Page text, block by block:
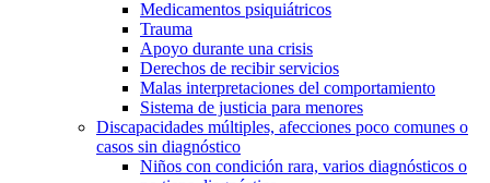
Medicamentos psiquiátricos
Trauma
Apoyo durante una crisis
Derechos de recibir servicios
Malas interpretaciones del comportamiento
Sistema de justicia para menores
Discapacidades múltiples, afecciones poco comunes o
casos sin diagnóstico
Niños con condición rara, varios diagnósticos o